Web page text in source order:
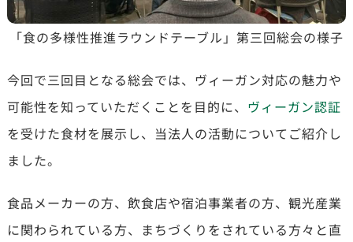
「食の多様性推進ラウンドテーブル」第三回総会の様子
今回で三回目となる総会では、ヴィーガン対応の魅力や
可能性を知っていただくことを目的に、 ヴィーガン認証
を受けた食材を展示し、当法人の活動についてご紹介し
ました。
食品メーカーの方、飲食店や宿泊事業者の方、観光産業
に関わられている方、まちづくりをされている方々 と直